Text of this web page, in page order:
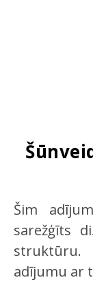
Šim adījuma rakstam ir apburošs un
sarežģīts
struktūru.
adījumu ar